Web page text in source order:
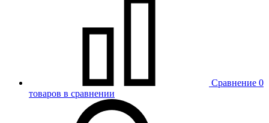
Сравнение 0
товаров в сравнении